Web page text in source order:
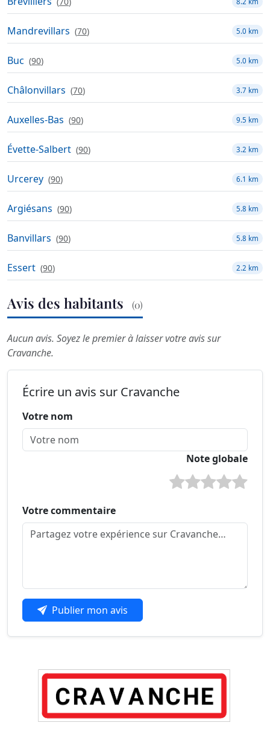
Mandrevillars (70) 5.0 km
Buc (90) 5.0 km
Châlonvillars (70) 3.7 km
Auxelles-Bas (90) 9.5 km
Évette-Salbert (90) 3.2 km
Urcerey (90) 6.1 km
Argiésans (90) 5.8 km
Banvillars (90) 5.8 km
Essert (90) 2.2 km
Avis des habitants (0)
Aucun avis. Soyez le premier à laisser votre avis sur
Cravanche.
Écrire un avis sur Cravanche
Votre nom
Note globale
Votre commentaire
Publier mon avis